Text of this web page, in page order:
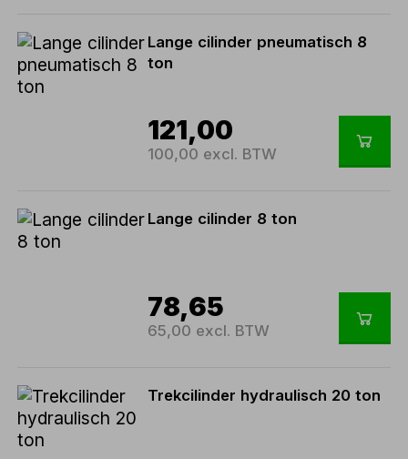
Lange cilinder pneumatisch 8
ton
121,00
100,00 excl. BTW
Lange cilinder 8 ton
78,65
65,00 excl. BTW
Trekcilinder hydraulisch 20 ton